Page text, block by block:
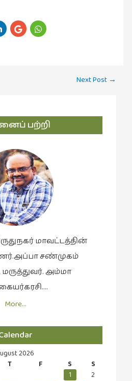
Next Post →
பற்றி
மாவட்டத்தின்
சண்முகம்
அம்மா
More…
2026
T F S
S
1
2